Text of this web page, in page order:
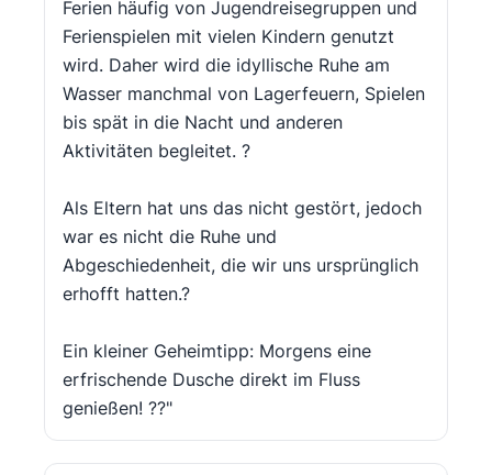
Ferien häufig von Jugendreisegruppen und
Ferienspielen mit vielen Kindern genutzt
wird. Daher wird die idyllische Ruhe am
Wasser manchmal von Lagerfeuern, Spielen
bis spät in die Nacht und anderen
Aktivitäten begleitet. ?
Als Eltern hat uns das nicht gestört, jedoch
war es nicht die Ruhe und
Abgeschiedenheit, die wir uns ursprünglich
erhofft hatten.?
Ein kleiner Geheimtipp: Morgens eine
erfrischende Dusche direkt im Fluss
genießen! ??"